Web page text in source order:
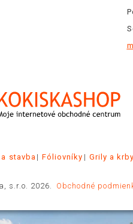
stavba Fóliovníky Grily a krby
s.r.o. 2026. Obchodné